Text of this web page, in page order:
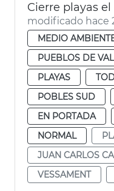
Cierre playas el
modificado hace
MEDIO
PUEBLOS DE
PLAYAS
POBLES SUD
EN PORTADA
NORMAL
JUAN CARLOS
VESSAMENT